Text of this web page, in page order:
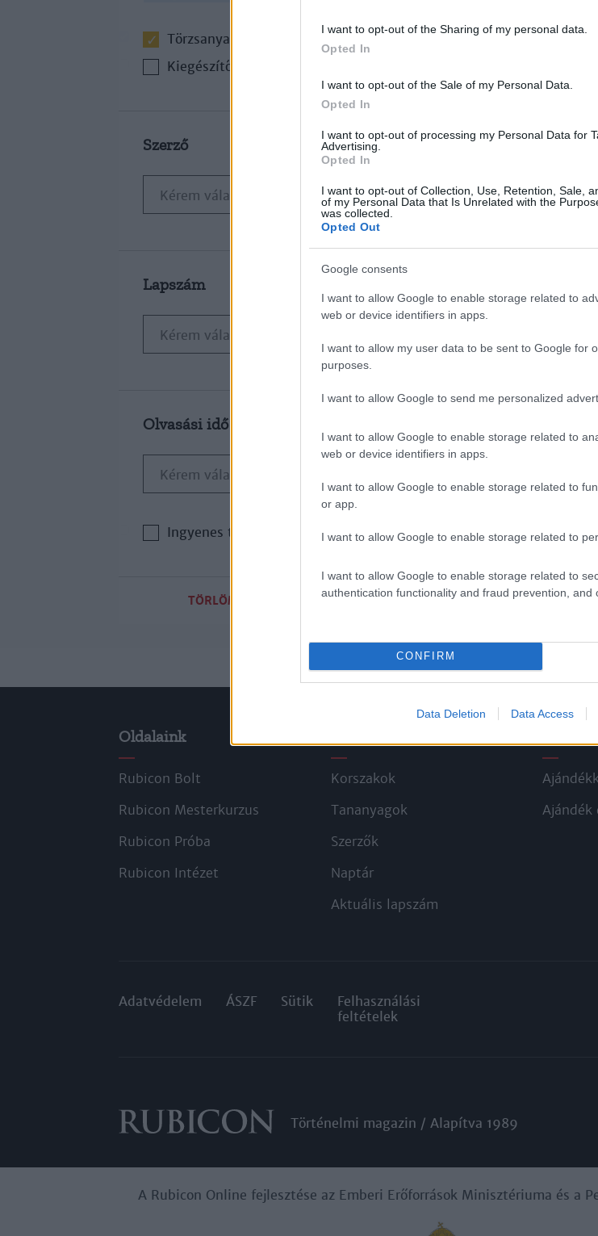
I want to opt-out of the Sharing of my personal data.
Opted In
I want to opt-out of the Sale of my Personal Data.
Opted In
I want to opt-out of processing my Personal Data for
Advertising.
Opted In
I want to opt-out of Collection, Use, Retention, Sale,
of my Personal Data that Is Unrelated with the
was collected.
Opted Out
Google consents
I want to allow Google to enable storage related to
web or device identifiers in apps.
I want to allow my user data to be sent to Google for
purposes.
I want to allow Google to send me personalized
I want to allow Google to enable storage related to
web or device identifiers in apps.
I want to allow Google to enable storage related to
or app.
I want to allow Google to enable storage related to
I want to allow Google to enable storage related to
authentication functionality and fraud prevention, and
CONFIRM
Data Deletion Data Access
Törzsanyag
Kiegészítő irodalom
Szerző
Lapszám
Olvasási idő
Ingyenes tartalom
TÖRLÖM A SZŰRŐKET
Németh István
Egy fasiszta
Oldalaink
Rubicon Bolt
Rubicon Mesterkurzus
Rubicon Próba
Rubicon Intézet
Korszakok
Tananyagok
Szerzők
Naptár
Aktuális lapszám
Ajándék
Adatvédelem ÁSZF Sütik
Felhasználási
feltételek
Történelmi magazin / Alapítva 1989
A Rubicon Online fejlesztése az Emberi Erőforrások Minisztériuma és a